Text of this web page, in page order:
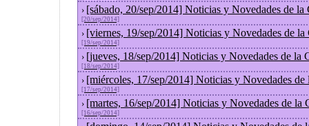
› [sábado, 20/sep/2014] Noticias y Novedades de la
[20/sep/2014]
› [viernes, 19/sep/2014] Noticias y Novedades de la
[19/sep/2014]
› [jueves, 18/sep/2014] Noticias y Novedades de la
[18/sep/2014]
› [miércoles, 17/sep/2014] Noticias y Novedades de
[17/sep/2014]
› [martes, 16/sep/2014] Noticias y Novedades de la
[16/sep/2014]